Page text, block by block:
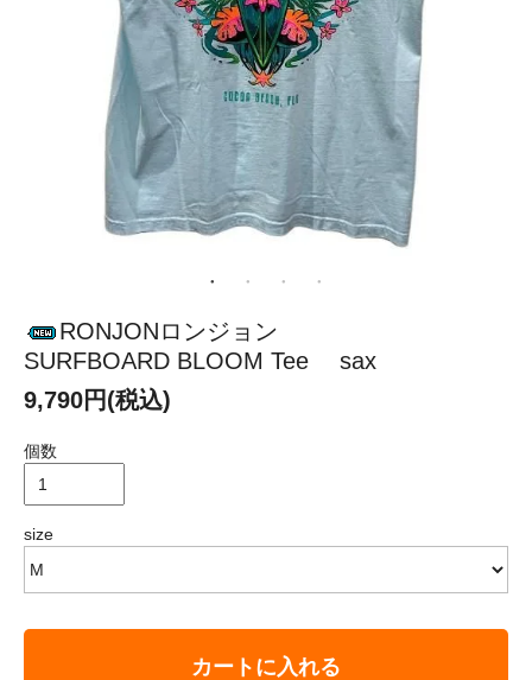
RONJONロンジョン
SURFBOARD BLOOM Tee sax
9,790円(税込)
個数
size
カートに入れる